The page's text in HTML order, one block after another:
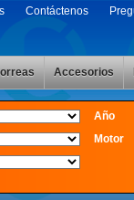
Contáctenos
Accesorios
Año
Motor